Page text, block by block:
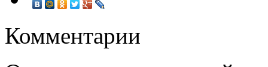
Комментарии